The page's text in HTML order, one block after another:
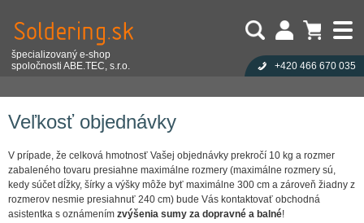
Veľkosť objednávky
V prípade, že celková hmotnosť Vašej objednávky prekročí 10 kg a rozmer
zabaleného tovaru presiahne maximálne rozmery (maximálne rozmery sú,
kedy súčet dĺžky, šírky a výšky môže byť maximálne 300 cm a zároveň žiadny z
rozmerov nesmie presiahnuť 240 cm) bude Vás kontaktovať obchodná
asistentka s oznámením zvýšenia sumy za dopravné a balné!
špecializovaný e-shop
spoločnosti ABE.TEC, s.r.o.
+420 466 670 035
Počet produktov:0
Cena celkom:
Heslo:
Zabudli ste heslo?
Nová registrace